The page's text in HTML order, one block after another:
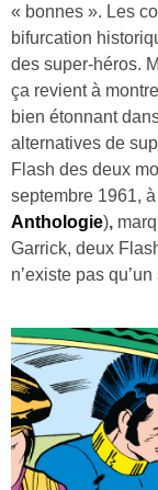
« bonnes ». Les
bifurcation
des super-héros.
ça revient à
bien étonnant
alternatives de
Flash des deux
septembre 1961,
Anthologie),
Garrick, deux
n’existe pas